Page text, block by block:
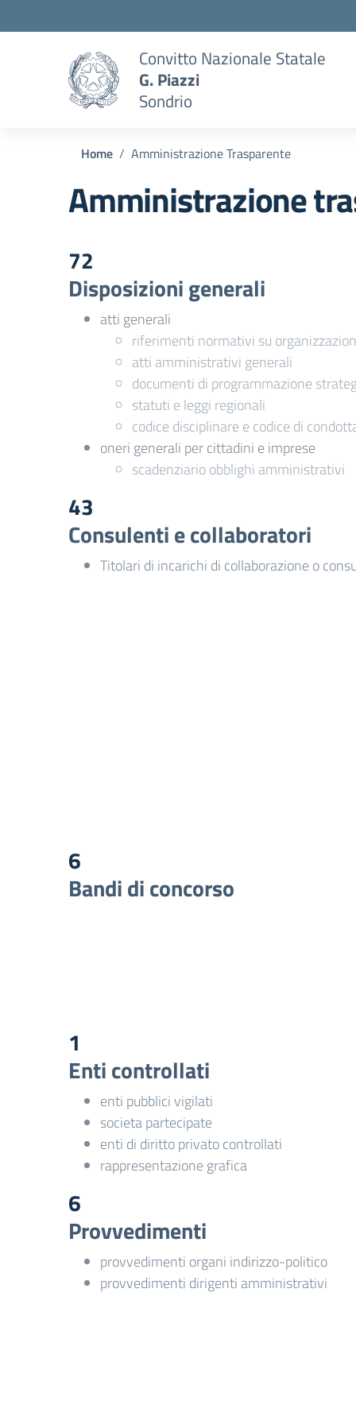
Convitto Nazionale Statale
G. Piazzi
Sondrio
Home Amministrazione Trasparente
Amministrazione
72
Disposizioni generali
atti generali
riferimenti normativi su
atti amministrativi generali
documenti di programmazione
statuti e leggi regionali
codice disciplinare e codice di
oneri generali per cittadini e imprese
scadenziario obblighi amministrativi
43
Consulenti e collaboratori
Titolari di incarichi di collaborazione o
6
Bandi di concorso
1
Enti controllati
enti pubblici vigilati
societa partecipate
enti di diritto privato controllati
rappresentazione grafica
6
Provvedimenti
provvedimenti organi indirizzo-politico
provvedimenti dirigenti amministrativi